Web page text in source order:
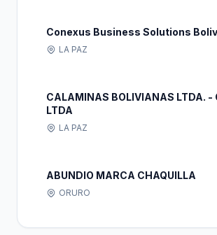
Conexus Business Solutions
LA PAZ
CALAMINAS BOLIVIANAS LTDA. -
LTDA
LA PAZ
ABUNDIO MARCA CHAQUILLA
ORURO